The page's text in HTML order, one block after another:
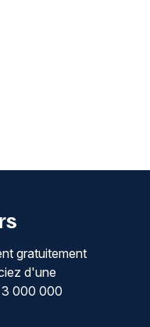
gratuitement
d'une
3 000 000